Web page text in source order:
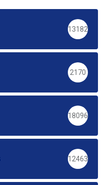
13182
2170
18096
12463